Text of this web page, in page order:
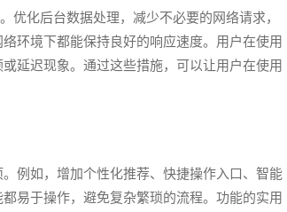
化后台数据处理，减少不必要的网络请求，
环境下都能保持良好的响应速度。用户在使用
延迟现象。通过这些措施，可以让用户在使用
例如，增加个性化推荐、快捷操作入口、智能
易于操作，避免复杂繁琐的流程。功能的实用